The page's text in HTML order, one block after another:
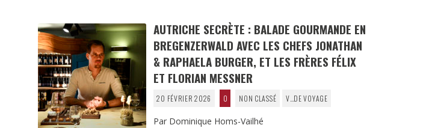
AUTRICHE SECRÈTE : BALADE GOURMANDE EN
BREGENZERWALD AVEC LES CHEFS JONATHAN
& RAPHAELA BURGER, ET LES FRÈRES FÉLIX
ET FLORIAN MESSNER
20 FÉVRIER 2026 0 NON CLASSÉ V…DE VOYAGE
Par Dominique Homs-Vailhé